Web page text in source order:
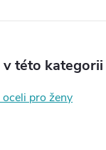
této kategorii
pro ženy